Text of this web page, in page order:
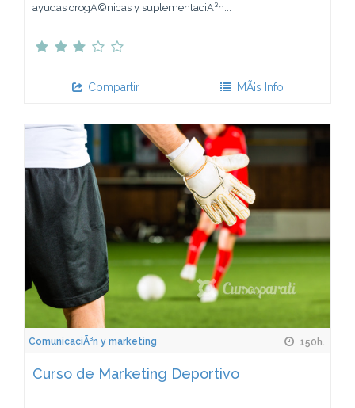
ayudas orogÃ©nicas y suplementaciÃ³n...
Compartir MÃ¡s Info
ComunicaciÃ³n y marketing 150h.
Curso de Marketing Deportivo